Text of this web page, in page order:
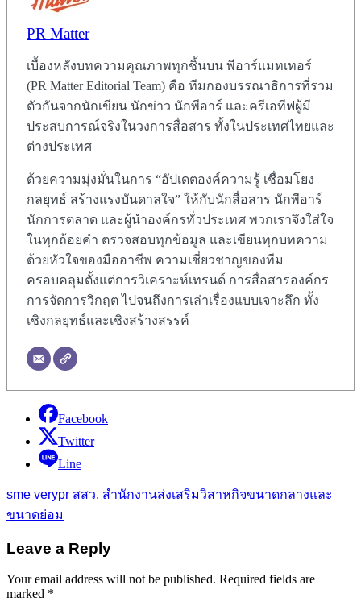
PR Matter
เบื้องหลังบทความคุณภาพทุกชิ้นบน พีอาร์แมทเทอร์
(PR Matter Editorial Team) คือ ทีมกองบรรณาธิการที่รวม
ตัวกันจากนักเขียน นักข่าว นักพีอาร์ และครีเอทีฟผู้มี
ประสบการณ์จริงในวงการสื่อสาร ทั้งในประเทศไทยและ
ต่างประเทศ
ด้วยความมุ่งมั่นในการ “อัปเดตองค์ความรู้ เชื่อมโยง
กลยุทธ์ สร้างแรงบันดาลใจ” ให้กับนักสื่อสาร นักพีอาร์
นักการตลาด และผู้นำองค์กรทั่วประเทศ พวกเราจึงใส่ใจ
ในทุกถ้อยคำ ตรวจสอบทุกข้อมูล และเขียนทุกบทความ
ด้วยหัวใจของมืออาชีพ ความเชี่ยวชาญของทีม
ครอบคลุมตั้งแต่การวิเคราะห์เทรนด์ การสื่อสารองค์กร
การจัดการวิกฤต ไปจนถึงการเล่าเรื่องแบบเจาะลึก ทั้ง
เชิงกลยุทธ์และเชิงสร้างสรรค์
Facebook
Twitter
Line
sme verypr สสว. สำนักงานส่งเสริมวิสาหกิจขนาดกลางและ
ขนาดย่อม
Leave a Reply
Your email address will not be published. Required fields are
marked *